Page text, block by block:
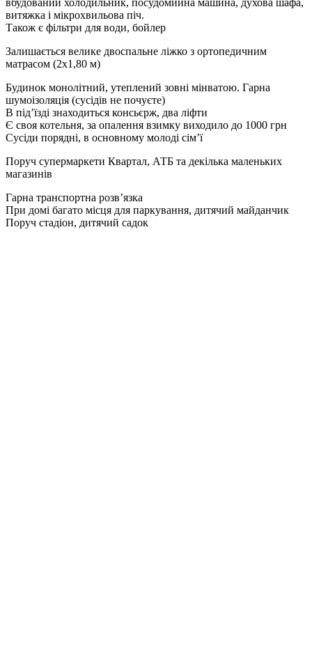
вбудований холодильник, посудомийна машина, духова шафа,
витяжка і мікрохвильова піч.
Також є фільтри для води, бойлер
Залишається велике двоспальне ліжко з ортопедичним
матрасом (2х1,80 м)
Будинок монолітний, утеплений зовні мінватою. Гарна
шумоізоляція (сусідів не почуєте)
В підʼїзді знаходиться консьєрж, два ліфти
Є своя котельня, за опалення взимку виходило до 1000 грн
Сусіди порядні, в основному молоді сімʼї
Поруч супермаркети Квартал, АТБ та декілька маленьких
магазинів
Гарна транспортна розвʼязка
При домі багато місця для паркування, дитячий майданчик
Поруч стадіон, дитячий садок